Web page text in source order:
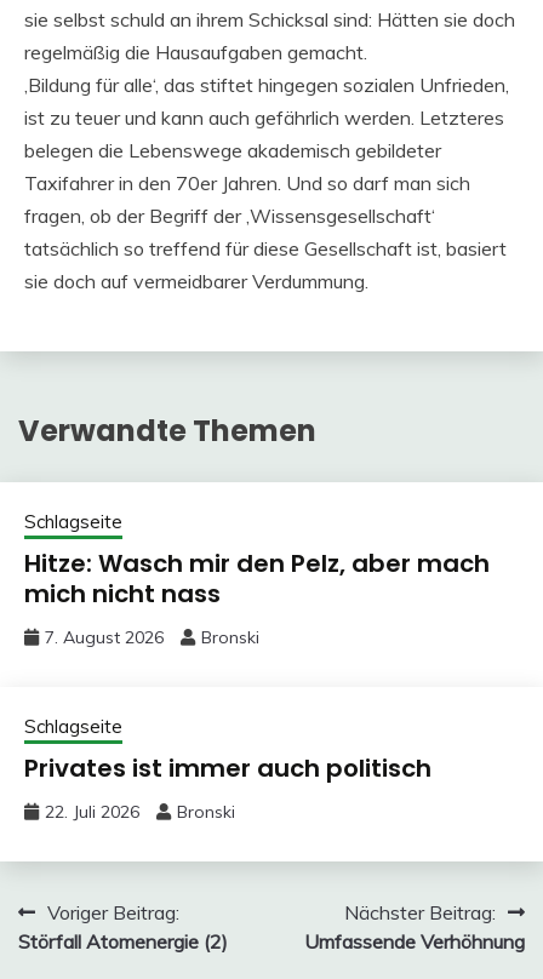
sie selbst schuld an ihrem Schicksal sind: Hätten sie doch
regelmäßig die Hausaufgaben gemacht.
‚Bildung für alle‘, das stiftet hingegen sozialen Unfrieden,
ist zu teuer und kann auch gefährlich werden. Letzteres
belegen die Lebenswege akademisch gebildeter
Taxifahrer in den 70er Jahren. Und so darf man sich
fragen, ob der Begriff der ‚Wissensgesellschaft‘
tatsächlich so treffend für diese Gesellschaft ist, basiert
sie doch auf vermeidbarer Verdummung.
Verwandte Themen
Schlagseite
Hitze: Wasch mir den Pelz, aber mach
mich nicht nass
7. August 2026 Bronski
Schlagseite
Privates ist immer auch politisch
22. Juli 2026 Bronski
Beitragsnavigation
Voriger Beitrag:
Störfall Atomenergie (2)
Nächster Beitrag:
Umfassende Verhöhnung